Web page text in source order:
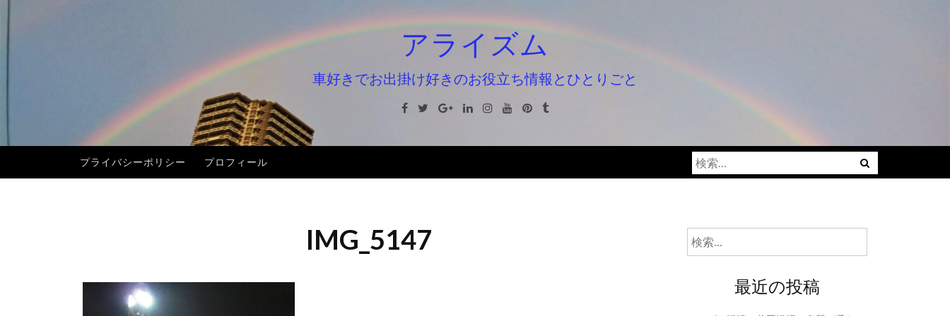
キ
アライズム
車好きでお出掛け好きのお役立ち情報とひとりごと
Facebook
TwitterGoogle+LinkedinInstagramYoutubePinterest
Tumblr
プライバシーポリシー プロフィール
検
索:
IMG_5147
検
索:
最近の投稿